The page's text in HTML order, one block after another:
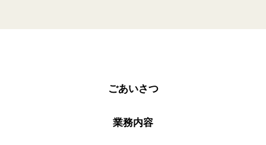
ごあいさつ
業務内容